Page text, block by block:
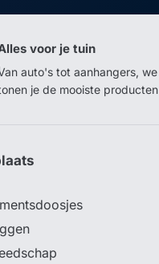
voor je tuin
auto's tot aanhangers, we
je de mooiste producten